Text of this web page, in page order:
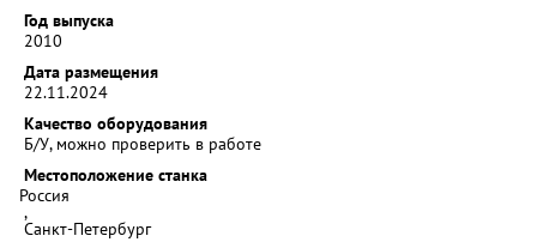
Год выпуска
2010
Дата размещения
22.11.2024
Качество оборудования
Б/У, можно проверить в работе
Местоположение станка
Россия
,
Санкт-Петербург